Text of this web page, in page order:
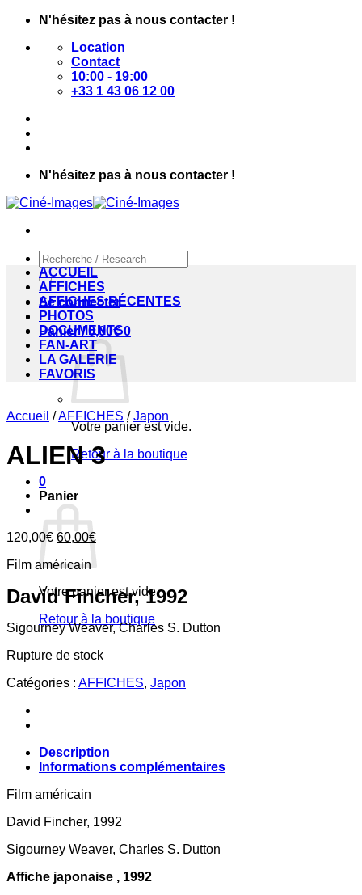
Passer
contenu
N'hésitez pas à nous contacter !
Location
Contact
10:00 - 19:00
+33 1 43 06 12 00
N'hésitez pas à nous contacter !
Recherche
pour :
Se connecter
Panier /0,00€ 0
Votre panier est vide.
Retour à la boutique
0
Panier
Votre panier est vide.
Retour à la boutique
ACCUEIL
AFFICHES
AFFICHES RÉCENTES
PHOTOS
DOCUMENTS
FAN-ART
LA GALERIE
FAVORIS
Accueil /AFFICHES / Japon
ALIEN 3
120,00€ Le
initial
120,00€.
60,00€Le
actuel
60,00€.
Film américain
David Fincher, 1992
Sigourney Weaver, Charles S. Dutton
Rupture de stock
Catégories : AFFICHES, Japon
Description
Informations complémentaires
Film américain
David Fincher, 1992
Sigourney Weaver, Charles S. Dutton
Affiche japonaise , 1992